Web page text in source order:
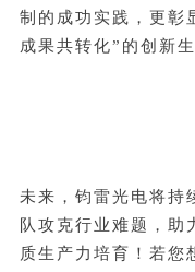
制的成功实践，更彰
成果共转化”的创新生
未来，钧雷光电将持
队攻克行业难题，助
质生产力培育！ 若您